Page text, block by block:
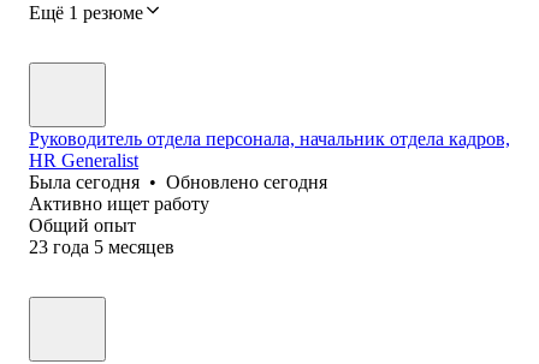
Ещё 1 резюме
Руководитель отдела персонала, начальник отдела кадров,
HR Generalist
Была сегодня • Обновлено сегодня
Активно ищет работу
Общий опыт
23 года 5 месяцев